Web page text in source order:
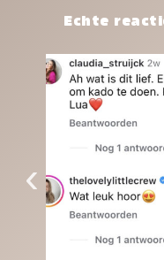
het waard.Echte
‹